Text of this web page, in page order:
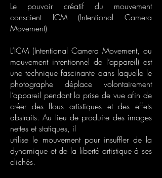
Le pouvoir créatif du mouvement
conscient ICM (Intentional Camera
Movement)
L’ICM (Intentional Camera Movement, ou
mouvement intentionnel de l’appareil) est
une technique fascinante dans laquelle le
photographe déplace volontairement
l’appareil pendant la prise de vue afin de
créer des flous artistiques et des effets
abstraits. Au lieu de produire des images
nettes et statiques, il
utilise le mouvement pour insuffler de la
dynamique et de la liberté artistique à ses
clichés.